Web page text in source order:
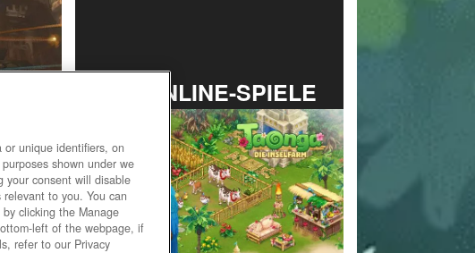
TOP ONLINE-SPIELE
unique identifiers, on
shown under we
your consent will disable
to you. You can
clicking the Manage
left of the webpage, if
refer to our Privacy